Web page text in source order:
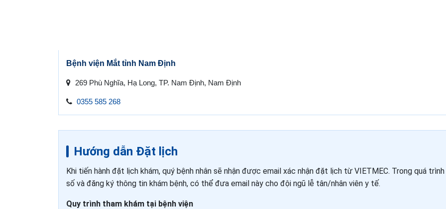
Bệnh viện Mắt tỉnh Nam Định
269 Phù Nghĩa, Hạ Long, TP. Nam Định, Nam Định
0355 585 268
Hướng dẫn Đặt lịch
Khi tiến hành đặt lịch khám, quý bệnh nhân sẽ nhận được email xác nhận đặt lịch từ VIETMEC. Trong quá
số và đăng ký thông tin khám bệnh, có thể đưa email này cho đội ngũ lễ tân/nhân viên y tế.
Quy trình tham khám tại bệnh viện